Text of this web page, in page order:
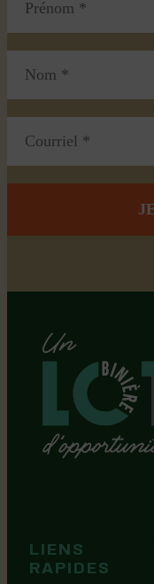
LIENS
RAPIDES